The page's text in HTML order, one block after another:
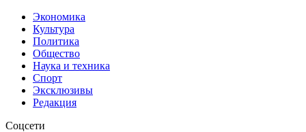
Экономика
Культура
Политика
Общество
Наука и техника
Спорт
Эксклюзивы
Редакция
Соцсети